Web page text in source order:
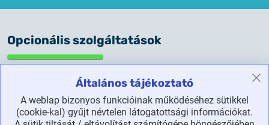
Opcionális szolgáltatások
MobilRA (személyazonosítás az Ügyfélnél)
Általános tájékoztató
A weblap bizonyos funkcióinak működéséhez sütikkel
(cookie-kal) gyűjt névtelen látogatottsági információkat.